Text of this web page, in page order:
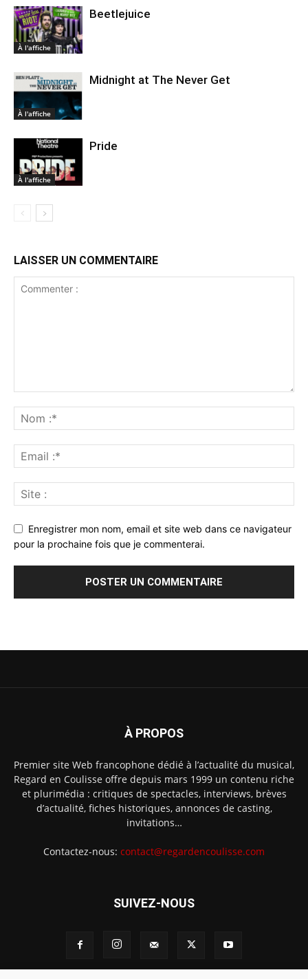
À l'affiche
Beetlejuice
À l'affiche
Midnight at The Never Get
À l'affiche
Pride
LAISSER UN COMMENTAIRE
Enregistrer mon nom, email et site web dans ce navigateur
pour la prochaine fois que je commenterai.
À PROPOS
Premier site Web francophone dédié à l’actualité du musical,
Regard en Coulisse offre depuis mars 1999 un contenu riche
et plurimédia : critiques de spectacles, interviews, brèves
d’actualité, fiches historiques, annonces de casting,
invitations…
Contactez-nous: contact@regardencoulisse.com
SUIVEZ-NOUS